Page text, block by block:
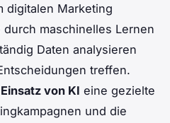
digitalen Marketing
maschinelles Lernen
Daten analysieren
treffen.
Einsatz von KI eine gezielte
und die